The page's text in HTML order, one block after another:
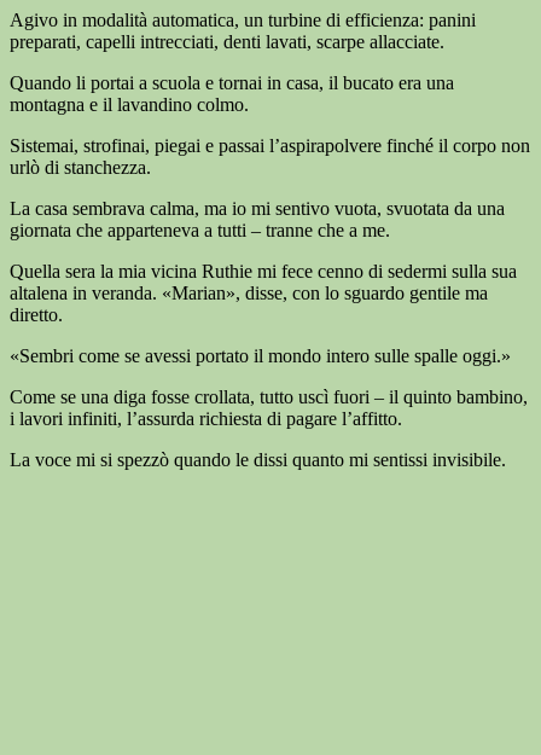
Agivo in modalità automatica, un turbine di efficienza: panini
preparati, capelli intrecciati, denti lavati, scarpe allacciate.
Quando li portai a scuola e tornai in casa, il bucato era una
montagna e il lavandino colmo.
Sistemai, strofinai, piegai e passai l’aspirapolvere finché il corpo non
urlò di stanchezza.
La casa sembrava calma, ma io mi sentivo vuota, svuotata da una
giornata che apparteneva a tutti – tranne che a me.
Quella sera la mia vicina Ruthie mi fece cenno di sedermi sulla sua
altalena in veranda. «Marian», disse, con lo sguardo gentile ma
diretto.
«Sembri come se avessi portato il mondo intero sulle spalle oggi.»
Come se una diga fosse crollata, tutto uscì fuori – il quinto bambino,
i lavori infiniti, l’assurda richiesta di pagare l’affitto.
La voce mi si spezzò quando le dissi quanto mi sentissi invisibile.